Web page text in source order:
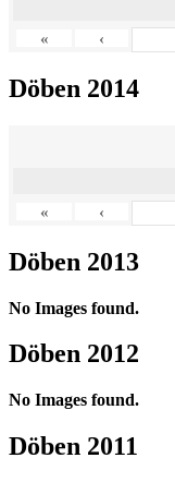
« ‹
Döben 2014
« ‹
Döben 2013
No Images found.
Döben 2012
No Images found.
Döben 2011